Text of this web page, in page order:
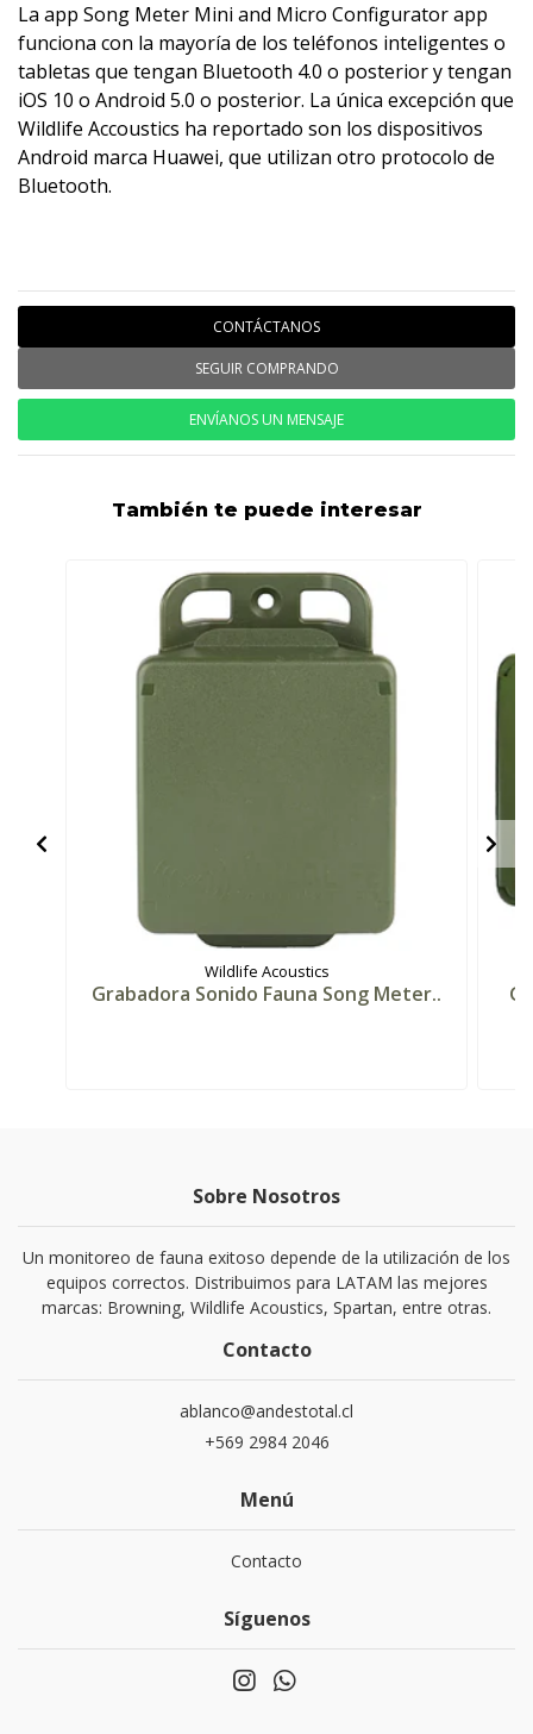
La app Song Meter Mini and Micro Configurator app
funciona con la mayoría de los teléfonos inteligentes o
tabletas que tengan Bluetooth 4.0 o posterior y tengan
iOS 10 o Android 5.0 o posterior. La única excepción que
Wildlife Accoustics ha reportado son los dispositivos
Android marca Huawei, que utilizan otro protocolo de
Bluetooth.
CONTÁCTANOS
SEGUIR COMPRANDO
ENVÍANOS UN MENSAJE
También te puede interesar
Wildlife Acoustics
Grabadora Sonido Fauna Song Meter..
Sobre Nosotros
Un monitoreo de fauna exitoso depende de la utilización de los
equipos correctos. Distribuimos para LATAM las mejores
marcas: Browning, Wildlife Acoustics, Spartan, entre otras.
Contacto
ablanco@andestotal.cl
‪+569 2984 2046‬
Menú
Contacto
Síguenos